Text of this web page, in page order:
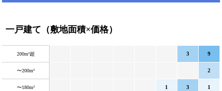
一戸建て（敷地面積×価格）
200m²超 3 9
〜200m² 2
〜180m² 1 3 1